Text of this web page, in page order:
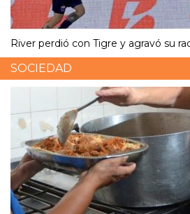
River perdió con Tigre y agravó su
SOCIEDAD